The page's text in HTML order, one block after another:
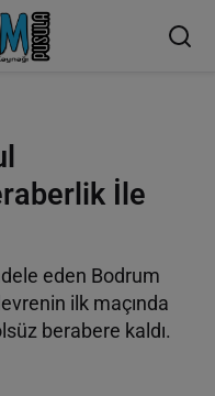
İle
eden Bodrum
ilk maçında
berabere kaldı.